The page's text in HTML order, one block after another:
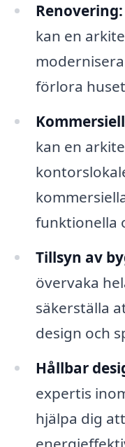
Renovering:
kan en
förlora
kan en
funktionella
Tillsyn av
övervaka
säkerställa
design och
Hållbar
expertis
hjälpa dig